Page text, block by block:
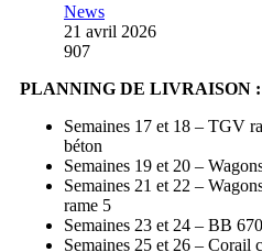
News
21 avril 2026
907
PLANNING DE LIVRAISON :
Semaines 17 et 18 – TGV
béton
Semaines 19 et 20 –
Semaines 21 et 22 –
rame 5
Semaines 23 et 24 – BB
Semaines 25 et 26 – Corail